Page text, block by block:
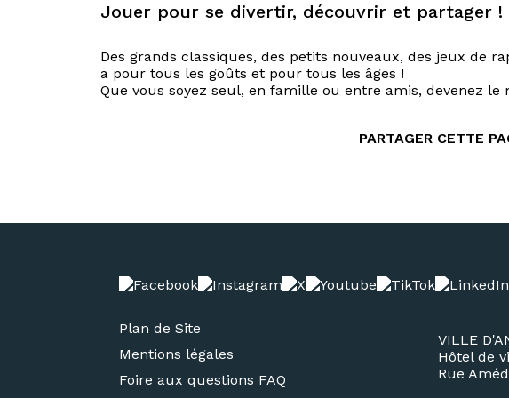
Jouer pour se divertir, découvrir et partager !
Des grands classiques, des petits nouveaux, des jeux de
a pour tous les goûts et pour tous les âges !
Que vous soyez seul, en famille ou entre amis, devenez le
PARTAGER CETTE
Plan de Site
Mentions légales
Foire aux questions FAQ
VILLE
Hôtel de
Rue